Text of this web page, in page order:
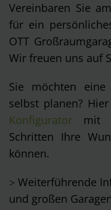
Vereinbaren Sie
für ein
OTT
Wir freuen uns auf
Sie möchten eine
selbst planen?
Konfigurator mit
Schritten Ihre
können.
˃ Weiterführende
und großen